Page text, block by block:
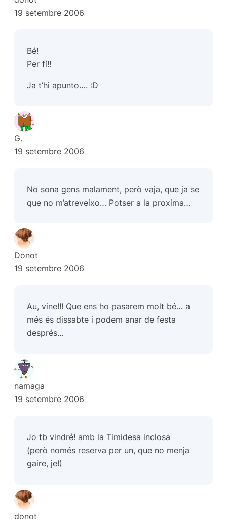
19 setembre 2006
Bé!
Per fí!!
Ja t’hi apunto…. :D
G.
19 setembre 2006
No sona gens malament, però vaja, que ja se
que no m’atreveixo… Potser a la proxima…
Donot
19 setembre 2006
Au, vine!!! Que ens ho pasarem molt bé… a
més és dissabte i podem anar de festa
després…
namaga
19 setembre 2006
Jo tb vindré! amb la Timidesa inclosa
(però només reserva per un, que no menja
gaire, je!)
donot